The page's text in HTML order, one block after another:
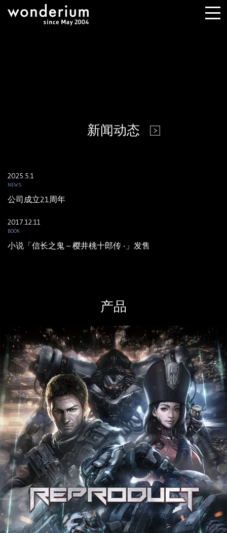
新闻动态
2025.5.1
NEWS
公司成立21周年
2017.12.11
BOOK
小说「信长之鬼 – 樱井桃十郎传 -」发售
产品